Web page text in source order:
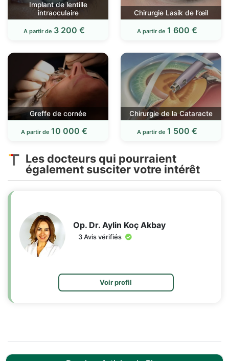
Implant de lentille
intraoculaire
A partir de 3 200 €
Chirurgie Lasik de l’œil
A partir de 1 600 €
Greffe de cornée
A partir de 10 000 €
Chirurgie de la Cataracte
A partir de 1 500 €
Les docteurs qui pourraient
également susciter votre intérêt
Op. Dr. Aylin Koç Akbay
3 Avis vérifiés
Voir profil